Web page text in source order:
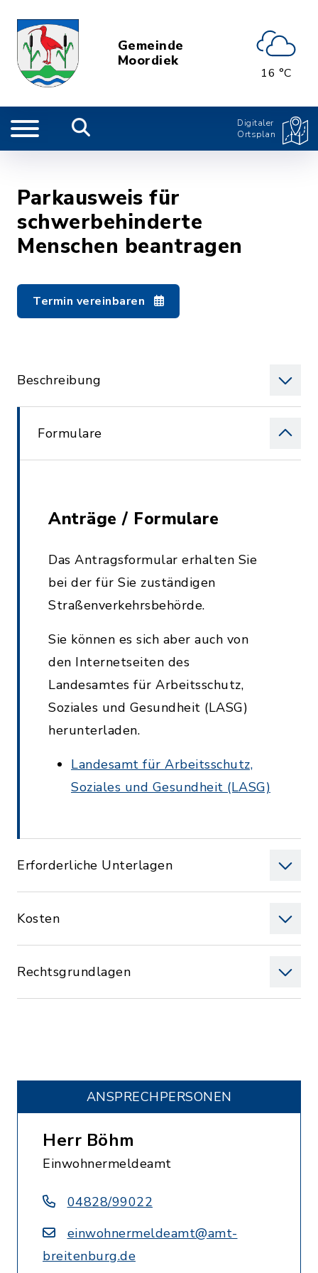
Gemeinde
Moordiek
16 °C
Digitaler
Ortsplan
Parkausweis für
schwerbehinderte
Menschen beantragen
Termin vereinbaren
Beschreibung
Formulare
Anträge / Formulare
Das Antragsformular erhalten Sie
bei der für Sie zuständigen
Straßenverkehrsbehörde.
Sie können es sich aber auch von
den Internetseiten des
Landesamtes für Arbeitsschutz,
Soziales und Gesundheit (LASG)
herunterladen.
Landesamt für Arbeitsschutz,
Soziales und Gesundheit (LASG)
Erforderliche Unterlagen
Kosten
Rechtsgrundlagen
ANSPRECHPERSONEN
Herr Böhm
Einwohnermeldeamt
04828/99022
einwohnermeldeamt@amt-
breitenburg.de